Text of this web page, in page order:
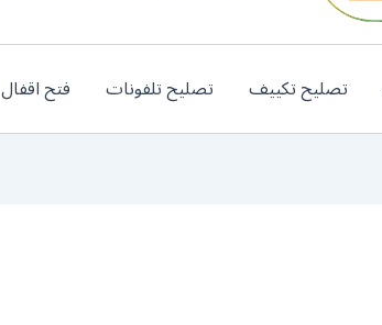
تصليح تكييف تصليح تلفونات فتح اقفال